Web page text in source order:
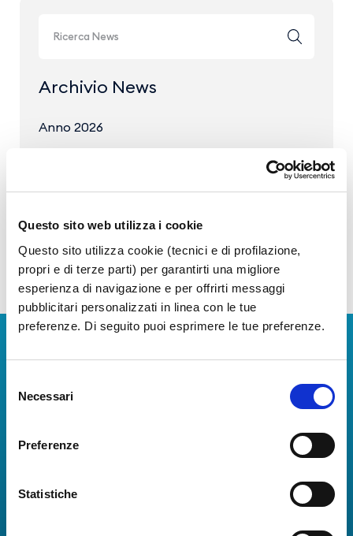
Questo sito web utilizza i cookie
Questo sito utilizza cookie (tecnici e di profilazione,
propri e di terze parti) per garantirti una migliore
esperienza di navigazione e per offrirti messaggi
pubblicitari personalizzati in linea con le tue
preferenze. Di seguito puoi esprimere le tue preferenze.
delNecessari
Preferenze
Statistiche
Archivio News
Anno 2026
Anno 2025
Scarica App
La Guida dei Servizi dell'Aeroporto Internazionale di
numeri utili per rendere la tua esperienza
all'Aeroporto di Napoli ancora più coinvolgente e